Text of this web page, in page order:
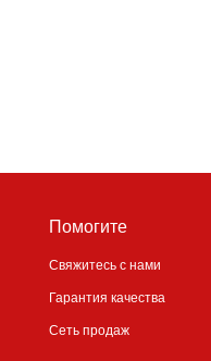
Помогите
Свяжитесь с нами
Гарантия качества
Сеть продаж